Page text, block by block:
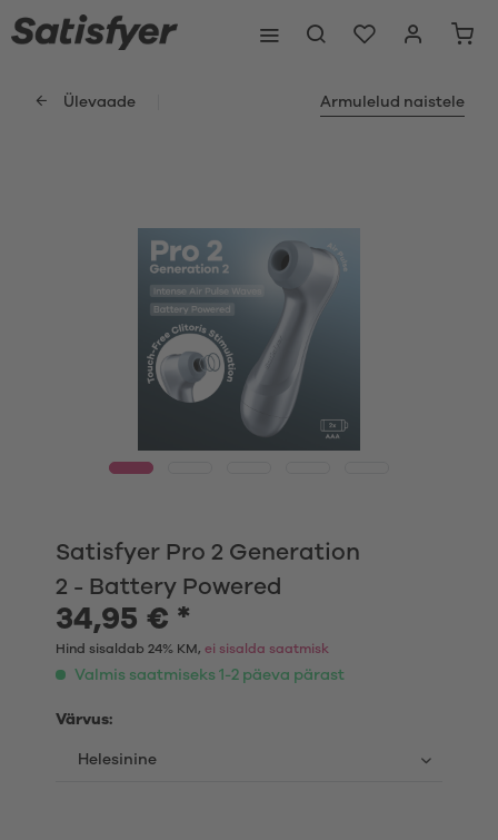
Ülevaade Armulelud naistele
Satisfyer Pro 2 Generation
2 - Battery Powered
34,95 € *
Hind sisaldab 24% KM, ei sisalda saatmisk
Valmis saatmiseks 1-2 päeva pärast
Värvus: